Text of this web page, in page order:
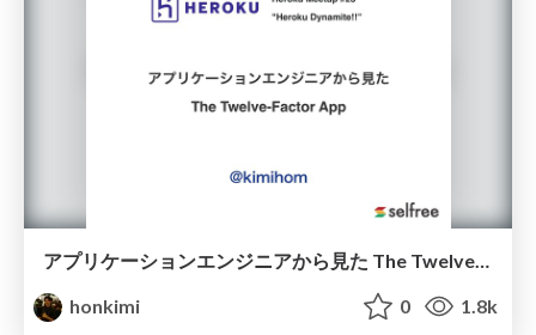
アプリケーションエンジニアから見た The Twelve-Factor App
honkimi
0 1.8k